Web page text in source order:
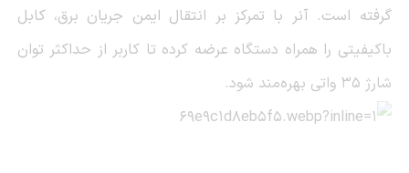
گرفته است. آنر با تمرکز بر انتقال ایمن جریان برق، کابل
باکیفیتی را همراه دستگاه عرضه کرده تا کاربر از حداکثر توان
شارژ ۳۵ واتی بهره‌مند شود.